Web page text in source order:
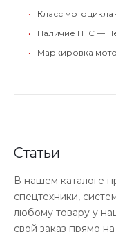
•
Класс
•
Наличие ПТС —
•
Маркировка
Статьи
В нашем каталоге
спецтехники,
любому товару у
свой заказ прямо